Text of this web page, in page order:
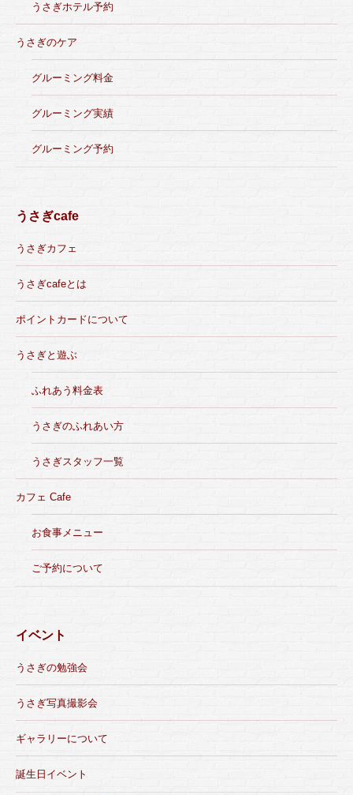
うさぎホテル予約
うさぎのケア
グルーミング料金
グルーミング実績
グルーミング予約
うさぎcafe
うさぎカフェ
うさぎcafeとは
ポイントカードについて
うさぎと遊ぶ
ふれあう料金表
うさぎのふれあい方
うさぎスタッフ一覧
カフェ Cafe
お食事メニュー
ご予約について
イベント
うさぎの勉強会
うさぎ写真撮影会
ギャラリーについて
誕生日イベント